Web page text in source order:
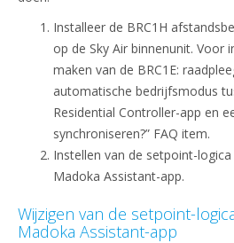
Installeer de BRC1H
op de Sky Air binnenunit. Voor
maken van de BRC1E:
automatische bedrijfsmodus
Residential Controller-app en
synchroniseren?” FAQ item.
Instellen van de setpoint-
Madoka Assistant-app.
Wijzigen van de setpoint-
Madoka Assistant-app